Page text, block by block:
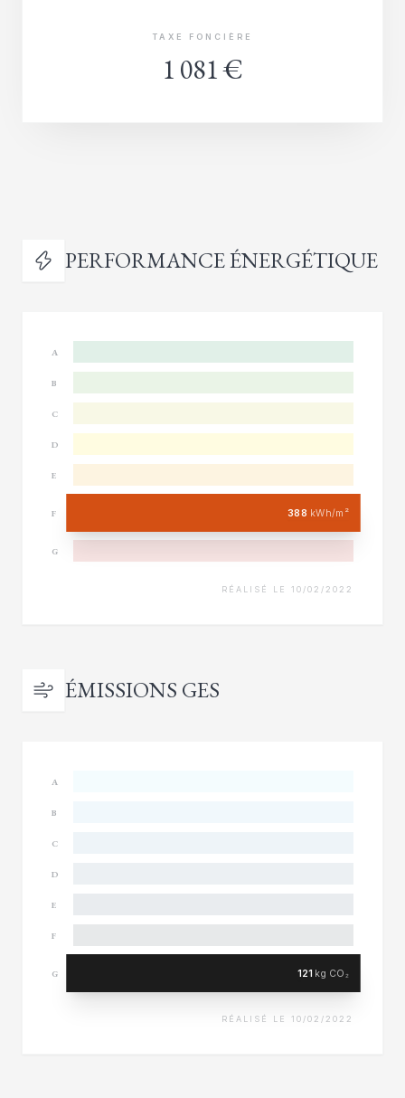
TAXE FONCIÈRE
1 081 €
PERFORMANCE ÉNERGÉTIQUE
A
B
C
D
E
F 388 kWh/m²
G
RÉALISÉ LE 10/02/2022
ÉMISSIONS GES
A
B
C
D
E
F
G 121 kg CO₂
RÉALISÉ LE 10/02/2022